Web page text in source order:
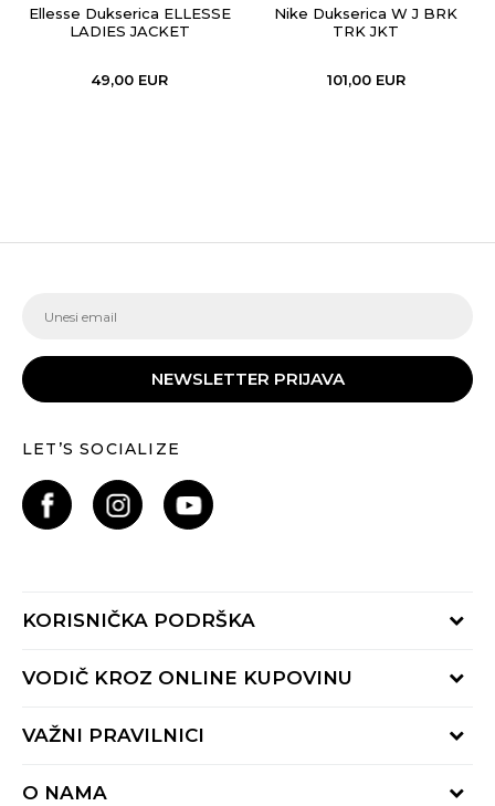
Ellesse Dukserica ELLESSE
LADIES JACKET
49,00 EUR
Nike Dukserica W J BRK
TRK JKT
101,00 EUR
NEWSLETTER PRIJAVA
LET’S SOCIALIZE
KORISNIČKA PODRŠKA
Provjeri status porudžbine
Radno vrijeme 9-16h
VODIČ KROZ ONLINE KUPOVINU
Načini isporuke
Reklamacije
VAŽNI PRAVILNICI
O NAMA